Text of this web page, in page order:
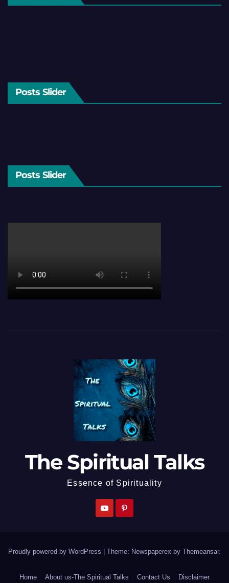
Posts Slider
Posts Slider
The Spiritual Talks
Essence of Spirituality
Proudly powered by WordPress Theme: Newspaperex by Themeansar.
Home About us-The Spiritual Talks Contact Us Disclaimer